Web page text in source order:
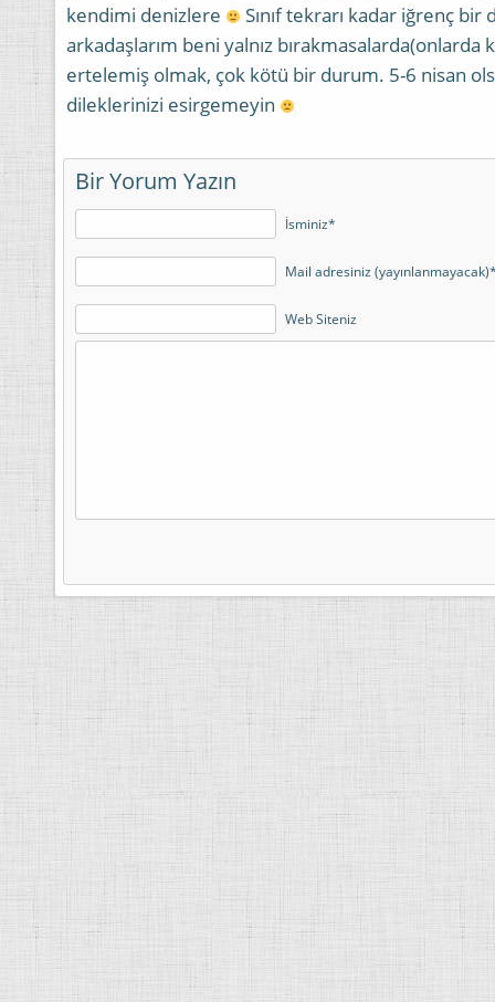
kendimi denizlere
Sınıf tekrarı kadar iğrenç
arkadaşlarım beni yalnız bırakmasalarda(onlarda
ertelemiş olmak, çok kötü bir durum. 5-6 nisan
dileklerinizi esirgemeyin
Bir Yorum Yazın
İsminiz*
Mail adresiniz
Web Siteniz